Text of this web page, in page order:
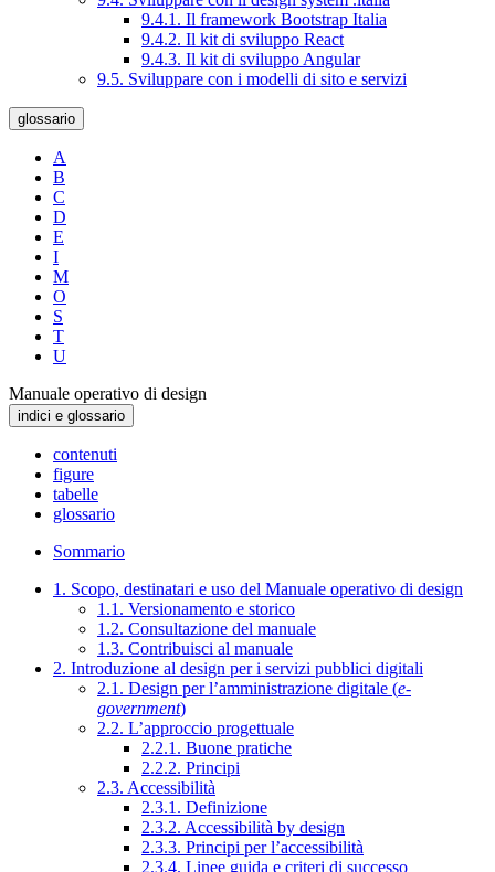
9.4.1. Il framework Bootstrap Italia
9.4.2. Il kit di sviluppo React
9.4.3. Il kit di sviluppo Angular
9.5. Sviluppare con i modelli di sito e servizi
glossario
A
B
C
D
E
I
M
O
S
T
U
Manuale operativo di design
indici e glossario
contenuti
figure
tabelle
glossario
Sommario
1. Scopo, destinatari e uso del Manuale operativo di design
1.1. Versionamento e storico
1.2. Consultazione del manuale
1.3. Contribuisci al manuale
2. Introduzione al design per i servizi pubblici digitali
2.1. Design per l’amministrazione digitale (e-
government)
2.2. L’approccio progettuale
2.2.1. Buone pratiche
2.2.2. Principi
2.3. Accessibilità
2.3.1. Definizione
2.3.2. Accessibilità by design
2.3.3. Principi per l’accessibilità
2.3.4. Linee guida e criteri di successo